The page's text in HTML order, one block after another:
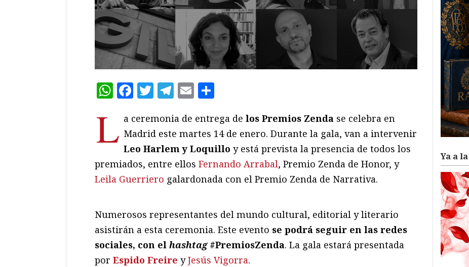
WhatsApp
Facebook
Twitter
Telegram
Email
L a ceremonia de entrega de los Premios Zenda se celebra en
Madrid este martes 14 de enero. Durante la gala, van a intervenir
Leo Harlem y Loquillo y está prevista la presencia de todos los
premiados, entre ellos Fernando Arrabal, Premio Zenda de Honor, y
Leila Guerriero galardonada con el Premio Zenda de Narrativa.
Numerosos representantes del mundo cultural, editorial y literario
asistirán a esta ceremonia. Este evento se podrá seguir en las redes
sociales, con el hashtag#PremiosZenda. La gala estará presentada
por Espido Freire yJesús Vigorra.
Ya a